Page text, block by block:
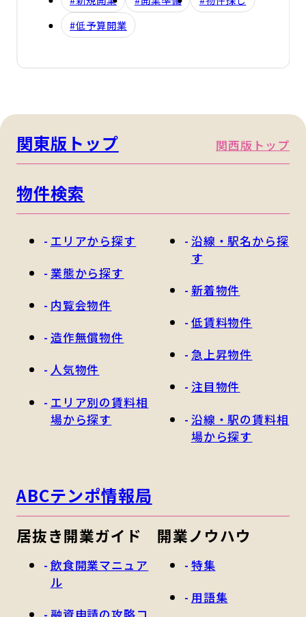
#低予算開業
関東版トップ 関西版トップ
物件検索
エリアから探す
業態から探す
内覧会物件
造作無償物件
人気物件
エリア別の賃料相
場から探す
沿線・駅名から探
す
新着物件
低賃料物件
急上昇物件
注目物件
沿線・駅の賃料相
場から探す
ABCテンポ情報局
居抜き開業ガイド
飲食開業マニュア
ル
開業ノウハウ
特集
用語集